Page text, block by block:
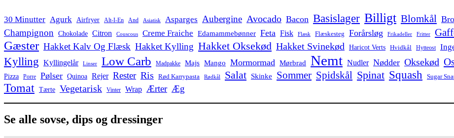
30 Minutter Agurk Airfryer Alt-I-En And Asiatisk Asparges Aubergine Avocado Bacon Basislager Billigt Blomkål
Champignon Chokolade Citron Couscous Creme Fraiche Edamammebønner Feta Fisk Flæsk Flæskesteg Forårsløg Frikadeller Fritter
Gæster Hakket Kalv Og Flæsk Hakket Kylling Hakket Oksekød Hakket Svinekød Haricot Verts Hvidkål Hytteost
Kylling Kyllingelår Linser Low Carb Madpakke Majs Mango Mormormad Mørbrad Nemt Nudler Nødder Oksekød
Pizza Porre Pølser Quinoa Rejer Rester Ris Rød Karrypasta Rødkål Salat Skinke Sommer Spidskål Spinat Squash Sugar
Tomat Tærte Vegetarisk Vinter Wrap Ærter Æg
Se alle sovse, dips og dressinger